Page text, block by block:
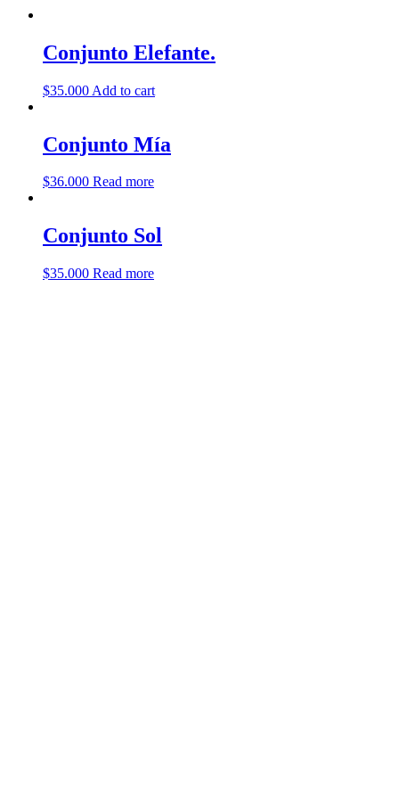
Conjunto Elefante.
$35.000 Add to cart
Conjunto Mía
$36.000 Read more
Conjunto Sol
$35.000 Read more